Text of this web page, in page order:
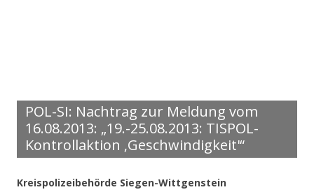
POL-SI: Nachtrag zur Meldung vom
16.08.2013: „19.-25.08.2013: TISPOL-
Kontrollaktion ‚Geschwindigkeit'“
Kreispolizeibehörde Siegen-Wittgenstein